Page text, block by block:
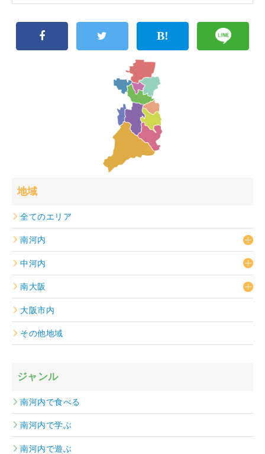
地域
全てのエリア
南河内
中河内
南大阪
大阪市内
その他地域
ジャンル
南河内で食べる
南河内で学ぶ
南河内で遊ぶ